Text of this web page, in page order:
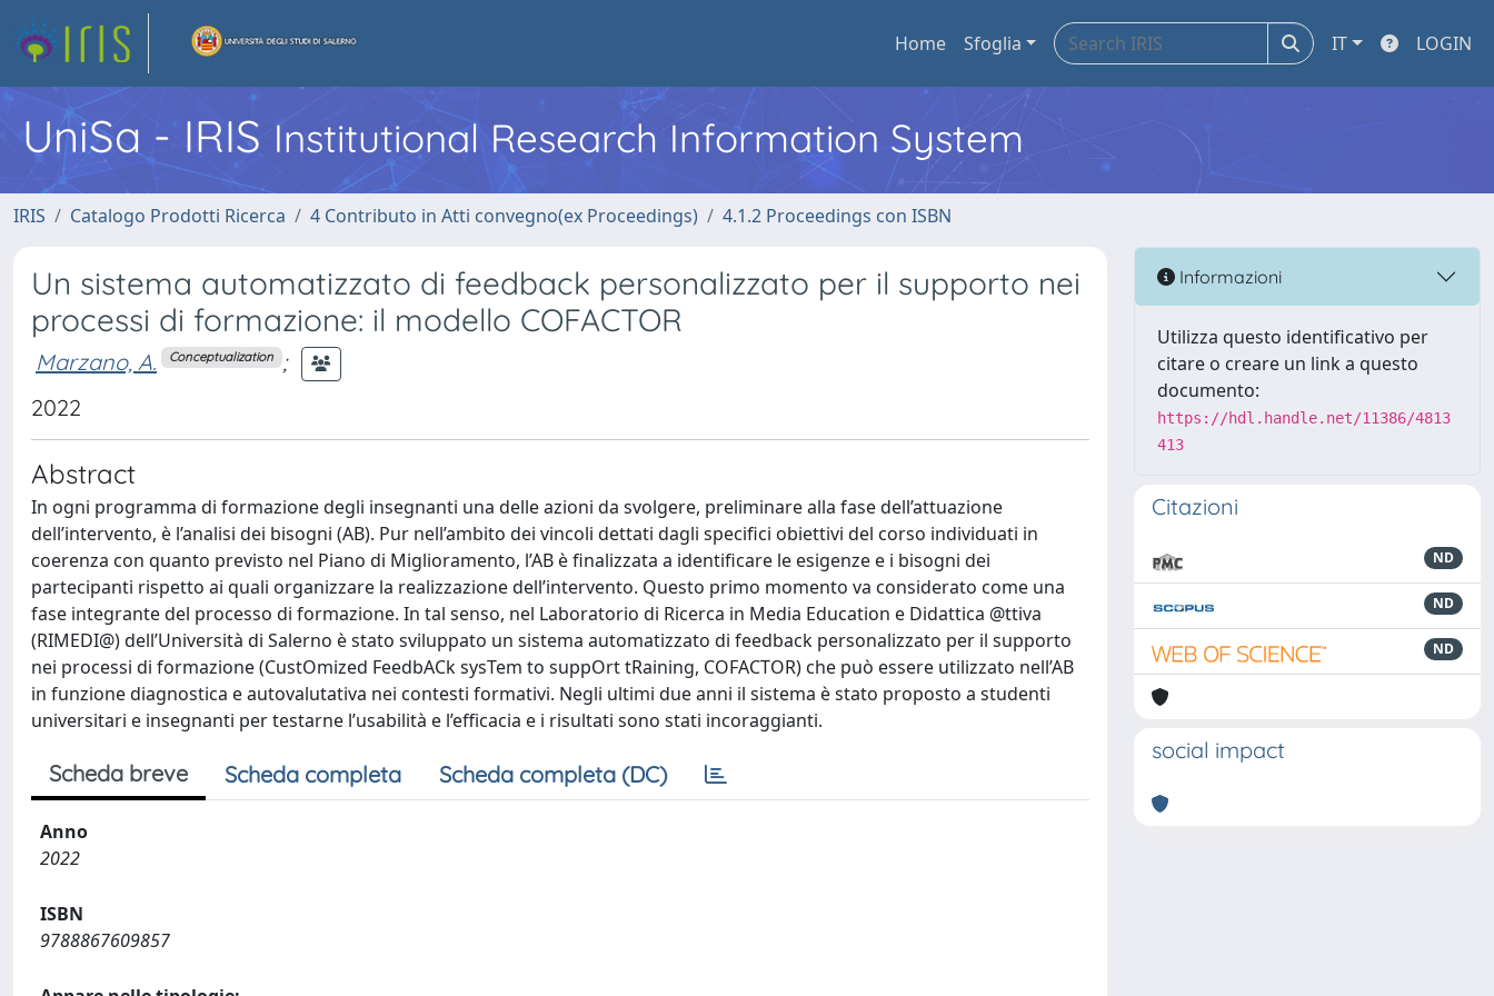
Home Sfoglia IT LOGIN
UniSa - IRIS Institutional Research Information System
IRIS Catalogo Prodotti Ricerca 4 Contributo in Atti convegno(ex Proceedings) 4.1.2 Proceedings con ISBN
Un sistema automatizzato di feedback personalizzato per il supporto nei
processi di formazione: il modello COFACTOR
Marzano, A. Conceptualization ;
2022
Abstract
In ogni programma di formazione degli insegnanti una delle azioni da svolgere, preliminare alla fase dell’attuazione
dell’intervento, è l’analisi dei bisogni (AB). Pur nell’ambito dei vincoli dettati dagli specifici obiettivi del corso individuati in
coerenza con quanto previsto nel Piano di Miglioramento, l’AB è finalizzata a identificare le esigenze e i bisogni dei
partecipanti rispetto ai quali organizzare la realizzazione dell’intervento. Questo primo momento va considerato come una
fase integrante del processo di formazione. In tal senso, nel Laboratorio di Ricerca in Media Education e Didattica @ttiva
(RIMEDI@) dell’Università di Salerno è stato sviluppato un sistema automatizzato di feedback personalizzato per il supporto
nei processi di formazione (CustOmized FeedbACk sysTem to suppOrt tRaining, COFACTOR) che può essere utilizzato nell’AB
in funzione diagnostica e autovalutativa nei contesti formativi. Negli ultimi due anni il sistema è stato proposto a studenti
universitari e insegnanti per testarne l’usabilità e l’efficacia e i risultati sono stati incoraggianti.
Scheda breve Scheda completa Scheda completa (DC)
Anno
2022
ISBN
9788867609857
Informazioni
Utilizza questo identificativo per
citare o creare un link a questo
documento:
https://hdl.handle.net/11386/4813
413
Citazioni
ND
ND
ND
social impact